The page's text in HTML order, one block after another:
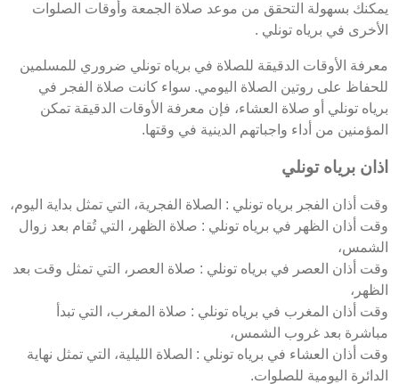
يمكنك بسهولة التحقق من موعد صلاة الجمعة وأوقات الصلوات
الأخرى في برياه تونلي .
معرفة الأوقات الدقيقة للصلاة في برياه تونلي ضروري للمسلمين
للحفاظ على روتين الصلاة اليومي. سواء كانت صلاة الفجر في
برياه تونلي أو صلاة العشاء، فإن معرفة الأوقات الدقيقة تمكن
المؤمنين من أداء واجباتهم الدينية في وقتها.
اذان برياه تونلي
وقت أذان الفجر برياه تونلي : الصلاة الفجرية، التي تمثل بداية اليوم،
وقت أذان الظهر في برياه تونلي : صلاة الظهر، التي تُقام بعد زوال
الشمس،
وقت أذان العصر في برياه تونلي : صلاة العصر، التي تمثل وقت بعد
الظهر،
وقت أذان المغرب في برياه تونلي : صلاة المغرب، التي تبدأ
مباشرة بعد غروب الشمس،
وقت أذان العشاء في برياه تونلي : الصلاة الليلية، التي تمثل نهاية
الدائرة اليومية للصلوات.